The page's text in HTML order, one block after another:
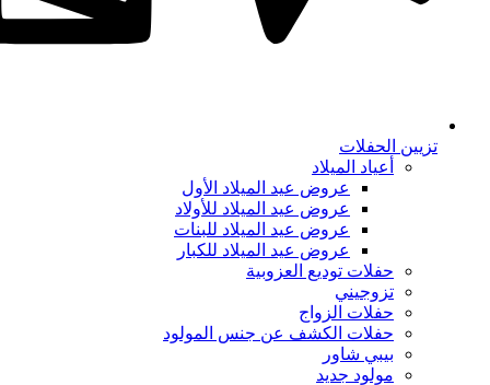
تزيين الحفلات
أعياد الميلاد
عروض عيد الميلاد الأول
عروض عيد الميلاد للأولاد
عروض عيد الميلاد للبنات
عروض عيد الميلاد للكبار
حفلات توديع العزوبية
تزوجيني
حفلات الزواج
حفلات الكشف عن جنس المولود
بيبي شاور
مولود جديد